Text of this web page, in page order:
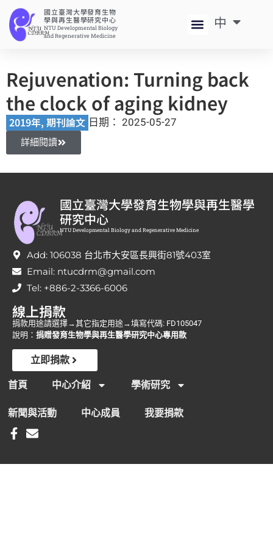
國立臺灣大學發育生物
學與再生醫學研究中心
NTU Developmental Biology
and Regenerative Medicine
中
EN
Rejuvenation: Turning back
the clock of aging kidney
2019年, 期刊論文 日期： 2025-05-27
詳細閱讀
國立臺灣大學發育生物學與再生醫學
研究中心
NTU Developmental Biology and Regenerative Medicine
Add: 106038 台北市大安區長興街81號403室
Email: ntucdrm@gmail.com
Tel: +886-2-3366-6006
線上捐款
捐款用途請選擇→其它指定用途→填寫代碼: FD105047
說明： 捐贈發育生物學與再生醫學研究中心專用款
立即捐款
首頁 中心介紹 學術研究
新聞與活動 中心成員 我要捐款